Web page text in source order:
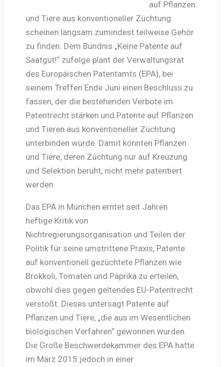
auf Pflanzen
und Tiere aus konventioneller Züchtung
scheinen langsam zumindest teilweise Gehör
zu finden: Dem Bündnis „Keine Patente auf
Saatgut!“ zufolge plant der Verwaltungsrat
des Europäischen Patentamts (EPA), bei
seinem Treffen Ende Juni einen Beschluss zu
fassen, der die bestehenden Verbote im
Patentrecht stärken und Patente auf Pflanzen
und Tieren aus konventioneller Züchtung
unterbinden würde. Damit könnten Pflanzen
und Tiere, deren Züchtung nur auf Kreuzung
und Selektion beruht, nicht mehr patentiert
werden.
Das EPA in München erntet seit Jahren
heftige Kritik von
Nichtregierungsorganisation und Teilen der
Politik für seine umstrittene Praxis, Patente
auf konventionell gezüchtete Pflanzen wie
Brokkoli, Tomaten und Paprika zu erteilen,
obwohl dies gegen geltendes EU-Patentrecht
verstößt. Dieses untersagt Patente auf
Pflanzen und Tiere, „die aus im Wesentlichen
biologischen Verfahren“ gewonnen wurden.
Die Große Beschwerdekammer des EPA hatte
im März 2015 jedoch in einer